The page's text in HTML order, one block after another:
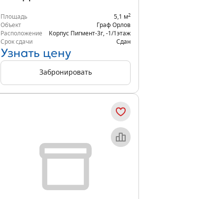
Площадь 5,1 м2
Объект
Граф Орлов
Расположение
Корпус Пигмент-3г -1/1 этаж
Срок сдачи
Сдан
Узнать цену
Забронировать